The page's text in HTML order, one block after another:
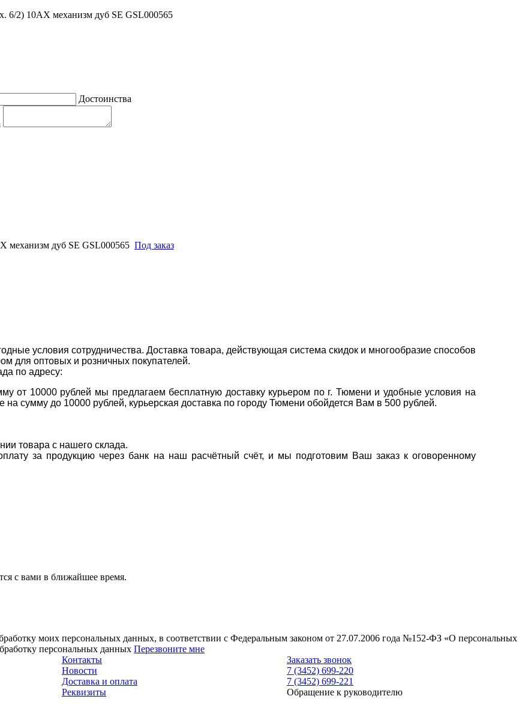
6/2) 10AX механизм дуб SE GSL000565
Достоинства
механизм дуб SE GSL000565 Под заказ
условия сотрудничества. Доставка товара, действующая система скидок и многообразие способов
для оптовых и розничных покупателей.
по адресу:
от 10000 рублей мы предлагаем бесплатную доставку курьером по г. Тюмени и удобные условия на
на сумму до 10000 рублей, курьерская доставка по городу Тюмени обойдется Вам в 500 рублей.
товара с нашего склада.
за продукцию через банк на наш расчётный счёт, и мы подготовим Ваш заказ к оговоренному
с вами в ближайшее время.
моих персональных данных, в соответствии с Федеральным законом от 27.07.2006 года №152-ФЗ «О персональных
персональных данных Перезвоните мне
Контакты
Новости
Доставка и оплата
Реквизиты
Заказать звонок
7 (3452) 699-220
7 (3452) 699-221
Обращение к руководителю